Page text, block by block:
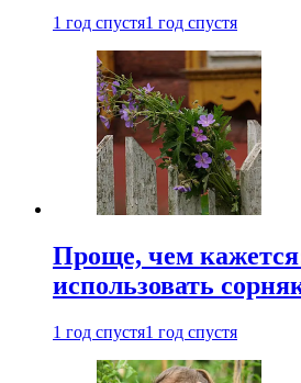
1 год спустя1 год спустя
Проще, чем
использовать
1 год спустя1 год спустя